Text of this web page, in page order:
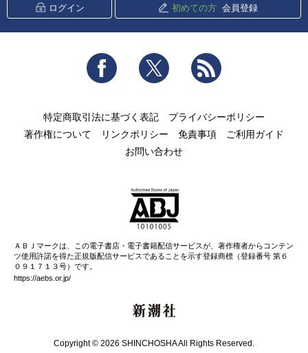
ログイン 初めての方 会員登録
Facebook Twitter
特定商取引法に基づく表記
プライバシーポリシー
著作権について
リンクポリシー 免責事項
ご利用ガイド
お問い合わせ
ＡＢＪマークは、この電子書店・電子書籍配信サービスが、著作権者からコンテン
ツ使用許諾を得た正規版配信サービスであることを示す登録商標（登録番号 第６
０９１７１３号）です。
https://aebs.or.jp/
Copyright © 2026 SHINCHOSHA All Rights Reserved.